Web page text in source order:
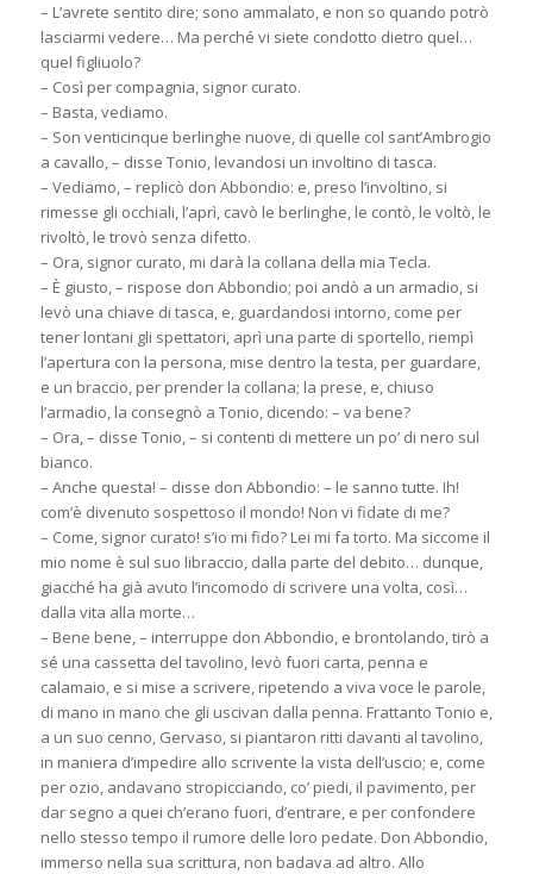
– L’avrete sentito dire; sono ammalato, e non so quando potrò
lasciarmi vedere… Ma perché vi siete condotto dietro quel…
quel figliuolo?
– Così per compagnia, signor curato.
– Basta, vediamo.
– Son venticinque berlinghe nuove, di quelle col sant’Ambrogio
a cavallo, – disse Tonio, levandosi un involtino di tasca.
– Vediamo, – replicò don Abbondio: e, preso l’involtino, si
rimesse gli occhiali, l’aprì, cavò le berlinghe, le contò, le voltò, le
rivoltò, le trovò senza difetto.
– Ora, signor curato, mi darà la collana della mia Tecla.
– È giusto, – rispose don Abbondio; poi andò a un armadio, si
levò una chiave di tasca, e, guardandosi intorno, come per
tener lontani gli spettatori, aprì una parte di sportello, riempì
l’apertura con la persona, mise dentro la testa, per guardare,
e un braccio, per prender la collana; la prese, e, chiuso
l’armadio, la consegnò a Tonio, dicendo: – va bene?
– Ora, – disse Tonio, – si contenti di mettere un po’ di nero sul
bianco.
– Anche questa! – disse don Abbondio: – le sanno tutte. Ih!
com’è divenuto sospettoso il mondo! Non vi fidate di me?
– Come, signor curato! s’io mi fido? Lei mi fa torto. Ma siccome il
mio nome è sul suo libraccio, dalla parte del debito… dunque,
giacché ha già avuto l’incomodo di scrivere una volta, così…
dalla vita alla morte…
– Bene bene, – interruppe don Abbondio, e brontolando, tirò a
sé una cassetta del tavolino, levò fuori carta, penna e
calamaio, e si mise a scrivere, ripetendo a viva voce le parole,
di mano in mano che gli uscivan dalla penna. Frattanto Tonio e,
a un suo cenno, Gervaso, si piantaron ritti davanti al tavolino,
in maniera d’impedire allo scrivente la vista dell’uscio; e, come
per ozio, andavano stropicciando, co’ piedi, il pavimento, per
dar segno a quei ch’erano fuori, d’entrare, e per confondere
nello stesso tempo il rumore delle loro pedate. Don Abbondio,
immerso nella sua scrittura, non badava ad altro. Allo